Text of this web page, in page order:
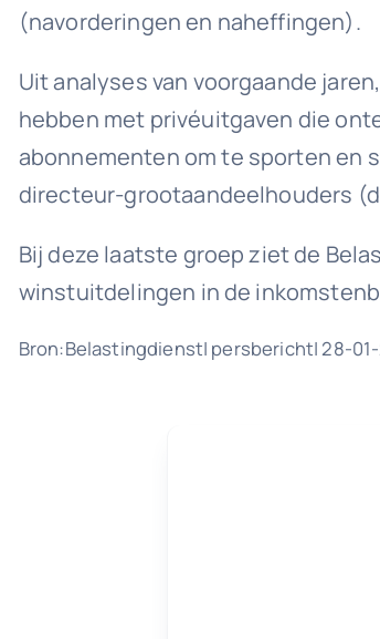
(navorderingen en naheffingen).
Uit analyses van voorgaande
hebben met privéuitgaven die
abonnementen om te sporten en
directeur-grootaandeelhouders
Bij deze laatste groep ziet de
winstuitdelingen in de
Bron:Belastingdienst| persbericht| 28-